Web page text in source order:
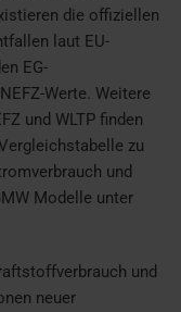
die offiziellen
laut EU-
EG-
Werte. Weitere
und WLTP finden
zu
und
Modelle unter
und
neuer